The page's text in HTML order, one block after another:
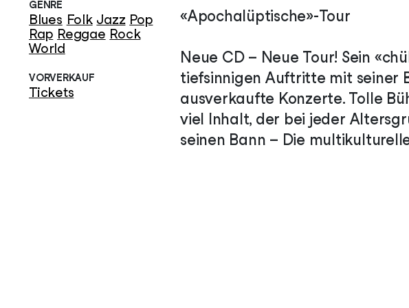
GENRE
Blues Folk Jazz Pop
Rap Reggae Rock
World
VORVERKAUF
Tickets
«Apochalüptische»-Tour
Neue CD – Neue Tour! Sein
tiefsinnigen Auftritte mit seiner
ausverkaufte Konzerte. Tolle
viel Inhalt, der bei jeder
seinen Bann – Die